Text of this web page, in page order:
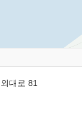
대로 81